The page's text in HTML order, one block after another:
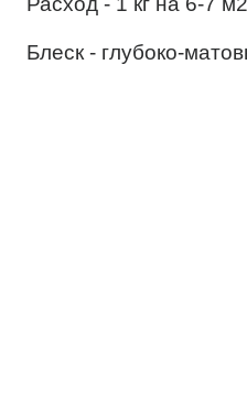
Блеск - глубоко-